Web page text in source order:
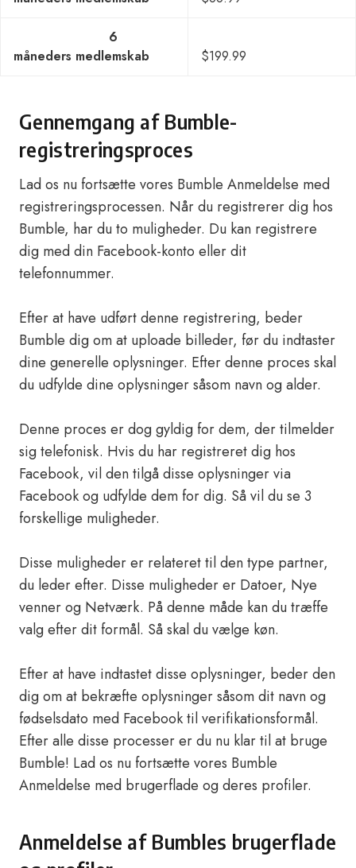
6
måneders medlemskab
$199.99
Gennemgang af Bumble-
registreringsproces
Lad os nu fortsætte vores Bumble Anmeldelse med
registreringsprocessen. Når du registrerer dig hos
Bumble, har du to muligheder. Du kan registrere
dig med din Facebook-konto eller dit
telefonnummer.
Efter at have udført denne registrering, beder
Bumble dig om at uploade billeder, før du indtaster
dine generelle oplysninger. Efter denne proces skal
du udfylde dine oplysninger såsom navn og alder.
Denne proces er dog gyldig for dem, der tilmelder
sig telefonisk. Hvis du har registreret dig hos
Facebook, vil den tilgå disse oplysninger via
Facebook og udfylde dem for dig. Så vil du se 3
forskellige muligheder.
Disse muligheder er relateret til den type partner,
du leder efter. Disse muligheder er Datoer, Nye
venner og Netværk. På denne måde kan du træffe
valg efter dit formål. Så skal du vælge køn.
Efter at have indtastet disse oplysninger, beder den
dig om at bekræfte oplysninger såsom dit navn og
fødselsdato med Facebook til verifikationsformål.
Efter alle disse processer er du nu klar til at bruge
Bumble! Lad os nu fortsætte vores Bumble
Anmeldelse med brugerflade og deres profiler.
Anmeldelse af Bumbles brugerflade